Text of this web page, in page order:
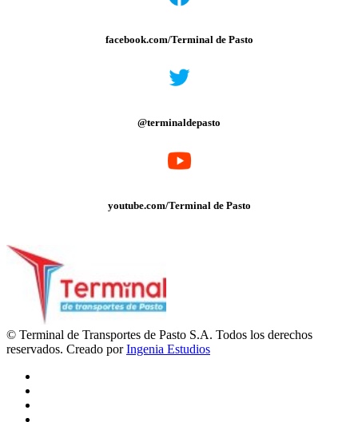
facebook.com/Terminal de Pasto
@terminaldepasto
youtube.com/Terminal de Pasto
© Terminal de Transportes de Pasto S.A. Todos los derechos
reservados. Creado porIngenia Estudios